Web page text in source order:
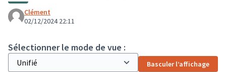
Clément
02/12/2024 22:11
Sélectionner le mode de vue :
Basculer l’affichage